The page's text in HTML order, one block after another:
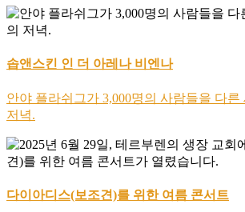
솝앤스킨 인 더 아레나 비엔나
안야 플라쉬그가 3,000명의 사람들을 다른
저녁.
다이아디스(보조견)를 위한 여름 콘서트